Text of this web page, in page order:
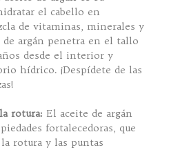
el cabello en
de vitaminas, minerales y
argán penetra en el tallo
desde el interior y
hídrico. ¡Despídete de las
rotura: El aceite de argán
fortalecedoras, que
rotura y las puntas